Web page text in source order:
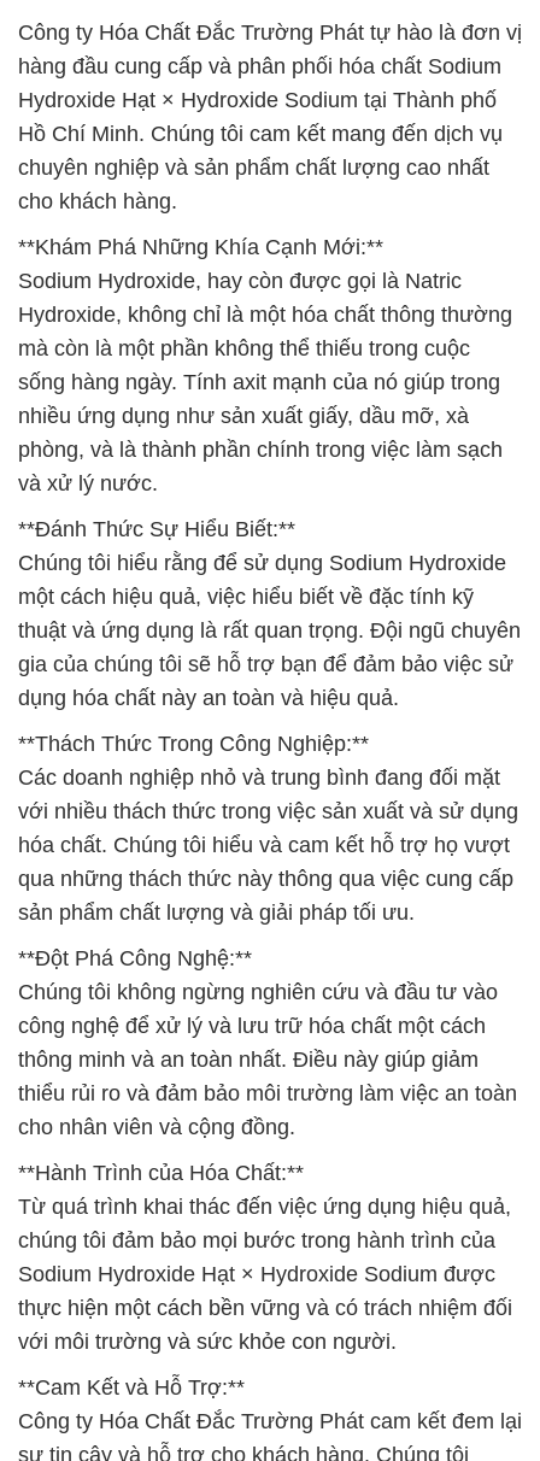
Công ty Hóa Chất Đắc Trường Phát tự hào là đơn vị
hàng đầu cung cấp và phân phối hóa chất Sodium
Hydroxide Hạt × Hydroxide Sodium tại Thành phố
Hồ Chí Minh. Chúng tôi cam kết mang đến dịch vụ
chuyên nghiệp và sản phẩm chất lượng cao nhất
cho khách hàng.
**Khám Phá Những Khía Cạnh Mới:**
Sodium Hydroxide, hay còn được gọi là Natric
Hydroxide, không chỉ là một hóa chất thông thường
mà còn là một phần không thể thiếu trong cuộc
sống hàng ngày. Tính axit mạnh của nó giúp trong
nhiều ứng dụng như sản xuất giấy, dầu mỡ, xà
phòng, và là thành phần chính trong việc làm sạch
và xử lý nước.
**Đánh Thức Sự Hiểu Biết:**
Chúng tôi hiểu rằng để sử dụng Sodium Hydroxide
một cách hiệu quả, việc hiểu biết về đặc tính kỹ
thuật và ứng dụng là rất quan trọng. Đội ngũ chuyên
gia của chúng tôi sẽ hỗ trợ bạn để đảm bảo việc sử
dụng hóa chất này an toàn và hiệu quả.
**Thách Thức Trong Công Nghiệp:**
Các doanh nghiệp nhỏ và trung bình đang đối mặt
với nhiều thách thức trong việc sản xuất và sử dụng
hóa chất. Chúng tôi hiểu và cam kết hỗ trợ họ vượt
qua những thách thức này thông qua việc cung cấp
sản phẩm chất lượng và giải pháp tối ưu.
**Đột Phá Công Nghệ:**
Chúng tôi không ngừng nghiên cứu và đầu tư vào
công nghệ để xử lý và lưu trữ hóa chất một cách
thông minh và an toàn nhất. Điều này giúp giảm
thiểu rủi ro và đảm bảo môi trường làm việc an toàn
cho nhân viên và cộng đồng.
**Hành Trình của Hóa Chất:**
Từ quá trình khai thác đến việc ứng dụng hiệu quả,
chúng tôi đảm bảo mọi bước trong hành trình của
Sodium Hydroxide Hạt × Hydroxide Sodium được
thực hiện một cách bền vững và có trách nhiệm đối
với môi trường và sức khỏe con người.
**Cam Kết và Hỗ Trợ:**
Công ty Hóa Chất Đắc Trường Phát cam kết đem lại
sự tin cậy và hỗ trợ cho khách hàng. Chúng tôi